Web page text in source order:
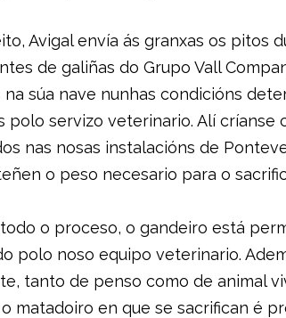
Avigal envía ás granxas os pitos
de galiñas do Grupo Vall
súa nave nunhas condicións
polo servizo veterinario. Alí críanse
nas nosas instalacións de
o peso necesario para o
o proceso, o gandeiro está
polo noso equipo veterinario.
tanto de penso como de animal
matadoiro en que se sacrifican é